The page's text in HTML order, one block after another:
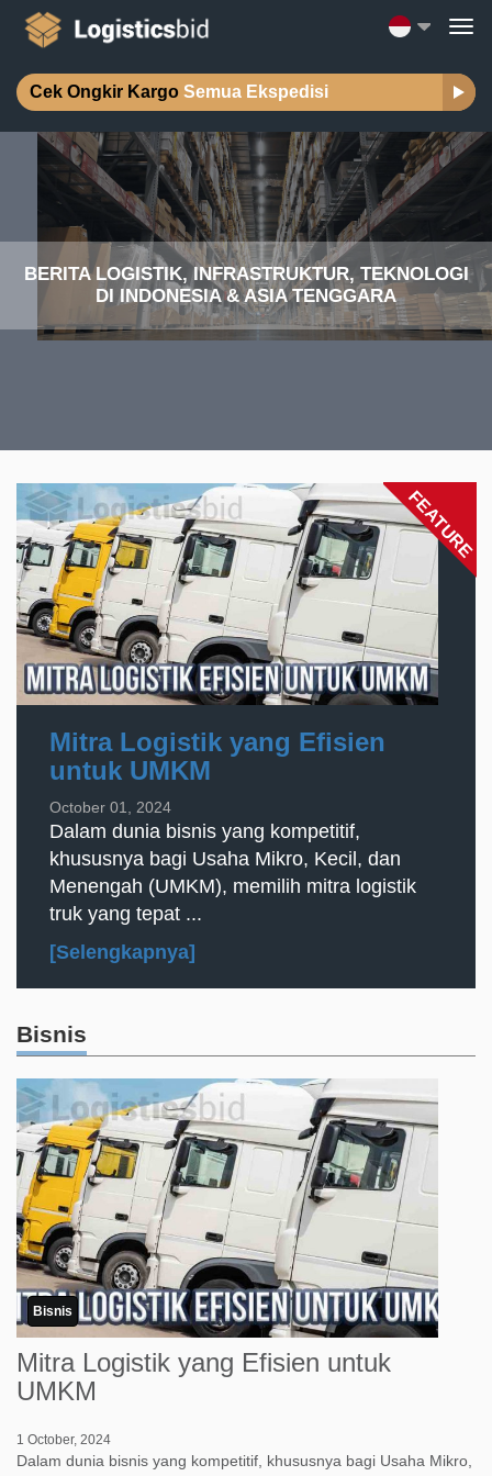
Cek Ongkir Kargo Semua Ekspedisi
BERITA LOGISTIK, INFRASTRUKTUR, TEKNOLOGI
DI INDONESIA & ASIA TENGGARA
FEATURE
Mitra Logistik yang Efisien
untuk UMKM
October 01, 2024
Dalam dunia bisnis yang kompetitif,
khususnya bagi Usaha Mikro, Kecil, dan
Menengah (UMKM), memilih mitra logistik
truk yang tepat ...
[Selengkapnya]
Bisnis
Bisnis
Mitra Logistik yang Efisien untuk
UMKM
1 October, 2024
Dalam dunia bisnis yang kompetitif, khususnya bagi Usaha Mikro,